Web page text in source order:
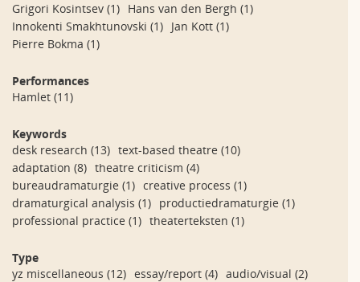
Grigori Kosintsev (1) Hans van den Bergh (1)
Innokenti Smakhtunovski (1) Jan Kott (1)
Pierre Bokma (1)
Performances
Hamlet (11)
Keywords
desk research (13) text-based theatre (10)
adaptation (8) theatre criticism (4)
bureaudramaturgie (1) creative process (1)
dramaturgical analysis (1) productiedramaturgie (1)
professional practice (1) theaterteksten (1)
Type
yz miscellaneous (12) essay/report (4) audio/visual (2)